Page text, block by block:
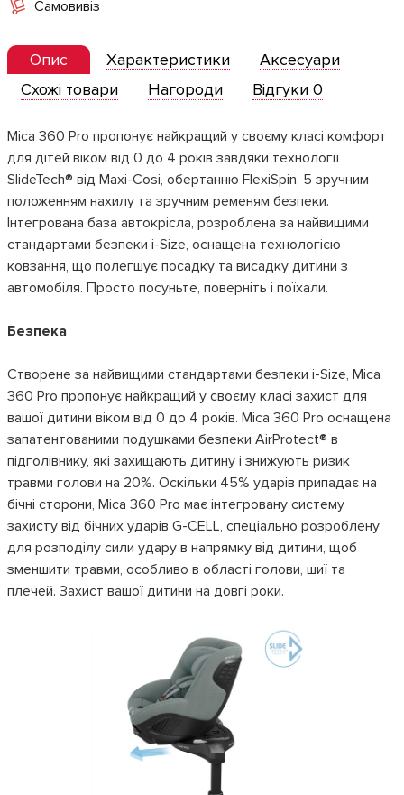
Самовивіз
Опис Характеристики
Аксесуари
Схожі товари
Нагороди Відгуки 0
Mica 360 Pro пропонує найкращий у своєму класі комфорт
для дітей віком від 0 до 4 років завдяки технології
SlideTech® від Maxi-Cosi, обертанню FlexiSpin, 5 зручним
положенням нахилу та зручним ременям безпеки.
Інтегрована база автокрісла, розроблена за найвищими
стандартами безпеки i-Size, оснащена технологією
ковзання, що полегшує посадку та висадку дитини з
автомобіля. Просто посуньте, поверніть і поїхали.
Безпека
Створене за найвищими стандартами безпеки i-Size, Mica
360 Pro пропонує найкращий у своєму класі захист для
вашої дитини віком від 0 до 4 років. Mica 360 Pro оснащена
запатентованими подушками безпеки AirProtect® в
підголівнику, які захищають дитину і знижують ризик
травми голови на 20%. Оскільки 45% ударів припадає на
бічні сторони, Mica 360 Pro має інтегровану систему
захисту від бічних ударів G-CELL, спеціально розроблену
для розподілу сили удару в напрямку від дитини, щоб
зменшити травми, особливо в області голови, шиї та
плечей. Захист вашої дитини на довгі роки.